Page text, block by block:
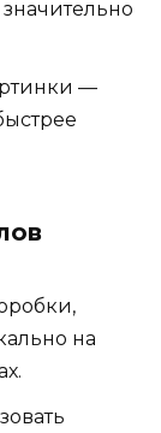
—
на